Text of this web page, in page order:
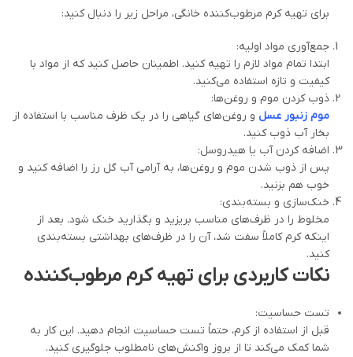
برای تهیه کرم مرطوب‌کننده خانگی، مراحل زیر را دنبال کنید:
جمع‌آوری مواد اولیه:
ابتدا تمام مواد لازم را تهیه کنید. اطمینان حاصل کنید که از مواد با
کیفیت و تازه استفاده می‌کنید.
ذوب کردن موم و روغن‌ها:
موم زنبور عسل و روغن‌های گیاهی را در یک ظرف مناسب با استفاده از
بخار آب ذوب کنید.
اضافه کردن آب یا هیدروسل:
پس از ذوب شدن موم و روغن‌ها، به آرامی آب گل رز را اضافه کنید و
خوب هم بزنید.
خنک‌سازی و بسته‌بندی:
مخلوط را در ظرف‌های مناسب بریزید و بگذارید خنک شود. بعد از
اینکه کرم کاملاً سفت شد، آن را در ظرف‌های بهداشتی بسته‌بندی
کنید.
نکات کاربردی برای تهیه کرم مرطوب‌کننده
تست حساسیت:
قبل از استفاده از کرم، حتماً تست حساسیت انجام دهید. این کار به
شما کمک می‌کند تا از بروز واکنش‌های نامطلوب جلوگیری کنید.